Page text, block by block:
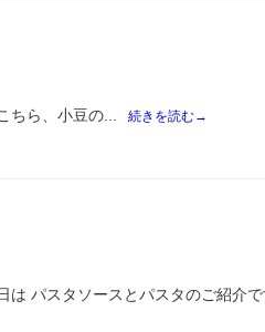
ら、小豆の... 続きを読む→
は パスタソースとパスタのご紹